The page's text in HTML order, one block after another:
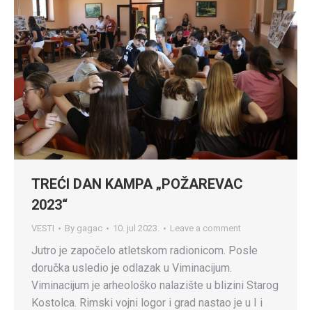
TREĆI DAN KAMPA „POŽAREVAC
2023“
VESTI By gagac 10. jul 2023. Leave a comment
Jutro je započelo atletskom radionicom. Posle
doručka usledio je odlazak u Viminacijum.
Viminacijum je arheološko nalazište u blizini Starog
Kostolca. Rimski vojni logor i grad nastao je u I i